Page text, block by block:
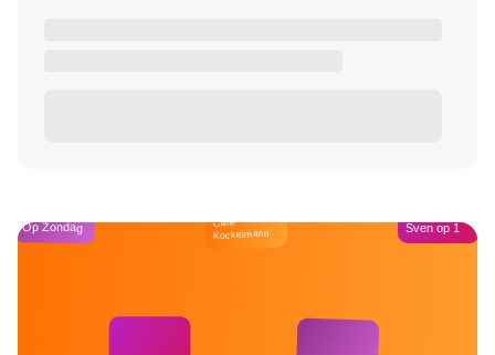
Op Zondag Café
Kockelmann Sven op 1